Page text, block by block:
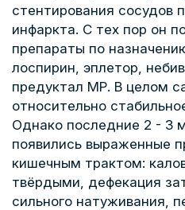
стентирования сосудов
инфаркта. С тех пор он
препараты по
лоспирин, эплетор,
предуктал МР. В целом
относительно
Однако последние 2 - 3
появились выраженные
кишечным трактом:
твёрдыми, дефекация
сильного натуживания,